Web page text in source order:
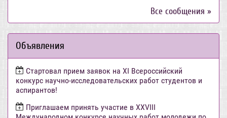
Все сообщения »
Объявления
Стартовал прием заявок на XI Всероссийский
конкурс научно-исследовательских работ студентов и
аспирантов!
Приглашаем принять участие в XXVIII